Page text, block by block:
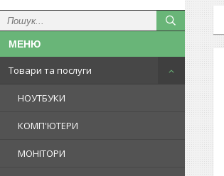
Товари та послуги
НОУТБУКИ
КОМП'ЮТЕРИ
МОНІТОРИ